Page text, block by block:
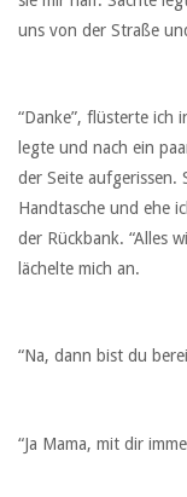
uns von der Straße
“Danke”, flüsterte ich
legte und nach ein
der Seite aufgerissen.
Handtasche und ehe
der Rückbank. “Alles
lächelte mich an.
“Na, dann bist du
“Ja Mama, mit dir